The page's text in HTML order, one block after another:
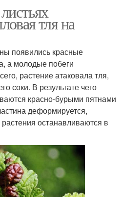
тля на
появились красные
а молодые побеги
растение атаковала тля,
соки. В результате чего
красно-бурыми пятнами
деформируется,
останавливаются в